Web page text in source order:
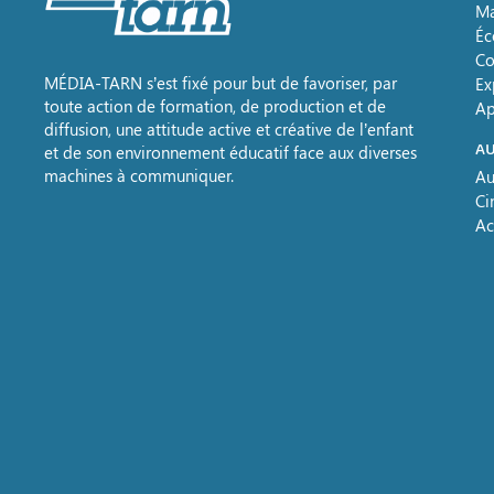
MÉDIA-TARN s’est fixé pour but de favoriser, par
toute action de formation, de production et de
diffusion, une attitude active et créative de l’enfant
et de son environnement éducatif face aux diverses
machines à communiquer.